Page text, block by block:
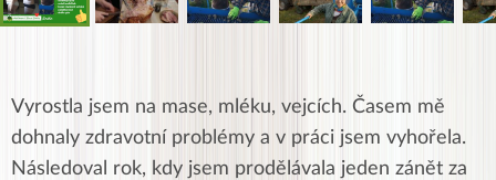
Vyrostla jsem na mase, mléku, vejcích. Časem mě
dohnaly zdravotní problémy a v práci jsem vyhořela.
Následoval rok, kdy jsem prodělávala jeden zánět za